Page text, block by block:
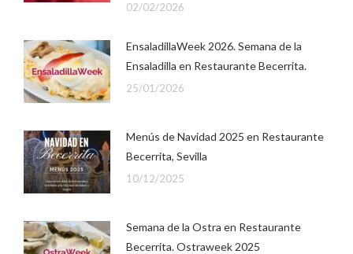
02/02/2026
EnsaladillaWeek 2026. Semana de la
Ensaladilla en Restaurante Becerrita.
25/01/2026
Menús de Navidad 2025 en Restaurante
Becerrita, Sevilla
10/12/2025
Semana de la Ostra en Restaurante
Becerrita. Ostraweek 2025